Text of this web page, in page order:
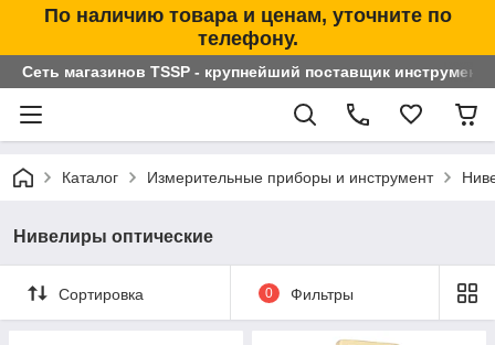
По наличию товара и ценам, уточните по
телефону.
Сеть магазинов TSSP - крупнейший поставщик
Каталог Измерительные приборы и инструмент
Нивелиры оптические
Сортировка 0 Фильтры